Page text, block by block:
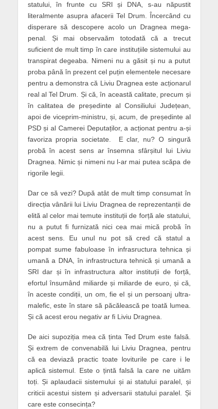
statului, în frunte cu SRI și DNA, s-au năpustit
literalmente asupra afacerii Tel Drum. Încercând cu
disperare să descopere acolo un Dragnea mega-
penal. Și mai observaăm totodată că a trecut
suficient de mult timp în care instituțiile sistemului au
transpirat degeaba. Nimeni nu a găsit și nu a putut
proba până în prezent cel puțin elementele necesare
pentru a demonstra că Liviu Dragnea este acționarul
real al Tel Drum. Și că, în această calitate, precum și
în calitatea de președinte al Consiliului Județean,
apoi de viceprim-ministru, și, acum, de președinte al
PSD și al Camerei Deputaților, a acționat pentru a-și
favoriza propria societate. E clar, nu? O singură
probă în acest sens ar însemna sfârșitul lui Liviu
Dragnea. Nimic și nimeni nu l-ar mai putea scăpa de
rigorile legii.
Dar ce să vezi? După atât de mult timp consumat în
direcția vânării lui Liviu Dragnea de reprezentanții de
elită al celor mai temute instituții de forță ale statului,
nu a putut fi furnizată nici cea mai mică probă în
acest sens. Eu unul nu pot să cred că statul a
pompat sume fabuloase în infrasructura tehnica și
umană a DNA, în infrastructura tehnică și umană a
SRI dar și în infrastructura altor instituții de forță,
efortul însumând miliarde și miliarde de euro, și că,
în aceste condiții, un om, fie el și un persoanj ultra-
malefic, este în stare să păcălească pe toată lumea.
Și că acest erou negativ ar fi Liviu Dragnea.
De aici supoziția mea că ținta Ted Drum este falsă.
Și extrem de convenabilă lui Liviu Dragnea, pentru
că ea deviază practic toate loviturile pe care i le
aplică sistemul. Este o țintă falsă la care ne uităm
toți. Și aplaudacii sistemului și ai statului paralel, și
criticii acestui sistem și adversarii statului paralel. Și
care este consecința?